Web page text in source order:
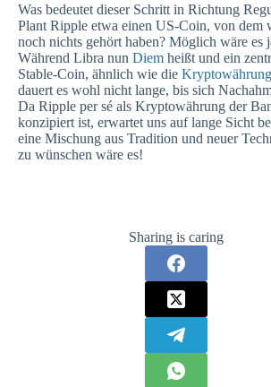
Was bedeutet dieser Schritt in Richtung
Plant Ripple etwa einen US-Coin, von dem
noch nichts gehört haben? Möglich wäre es
Während Libra nun Diem heißt und ein
Stable-Coin, ähnlich wie die
dauert es wohl nicht lange, bis sich
Da Ripple per sé als Kryptowährung der
konzipiert ist, erwartet uns auf lange Sicht
eine Mischung aus Tradition und neuer
zu wünschen wäre es!
Sharing is caring